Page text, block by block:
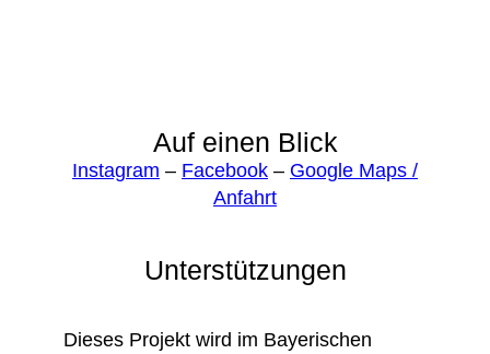
Auf einen Blick
Instagram – Facebook – Google Maps /
Anfahrt
Unterstützungen
Dieses Projekt wird im Bayerischen